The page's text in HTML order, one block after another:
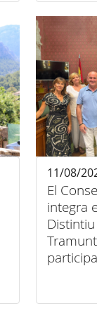
El
integra
11/08/